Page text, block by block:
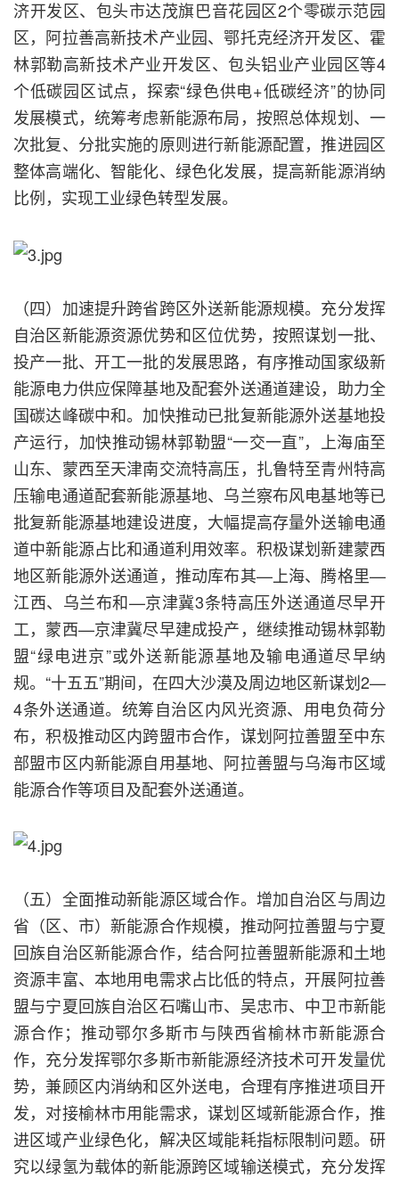
济开发区、包头市达茂旗巴音花园区2个零碳示范园
区，阿拉善高新技术产业园、鄂托克经济开发区、霍
林郭勒高新技术产业开发区、包头铝业产业园区等4
个低碳园区试点，探索“绿色供电+低碳经济”的协同
发展模式，统筹考虑新能源布局，按照总体规划、一
次批复、分批实施的原则进行新能源配置，推进园区
整体高端化、智能化、绿色化发展，提高新能源消纳
比例，实现工业绿色转型发展。
（四）加速提升跨省跨区外送新能源规模。充分发挥
自治区新能源资源优势和区位优势，按照谋划一批、
投产一批、开工一批的发展思路，有序推动国家级新
能源电力供应保障基地及配套外送通道建设，助力全
国碳达峰碳中和。加快推动已批复新能源外送基地投
产运行，加快推动锡林郭勒盟“一交一直”，上海庙至
山东、蒙西至天津南交流特高压，扎鲁特至青州特高
压输电通道配套新能源基地、乌兰察布风电基地等已
批复新能源基地建设进度，大幅提高存量外送输电通
道中新能源占比和通道利用效率。积极谋划新建蒙西
地区新能源外送通道，推动库布其—上海、腾格里—
江西、乌兰布和—京津冀3条特高压外送通道尽早开
工，蒙西—京津冀尽早建成投产，继续推动锡林郭勒
盟“绿电进京”或外送新能源基地及输电通道尽早纳
规。“十五五”期间，在四大沙漠及周边地区新谋划2—
4条外送通道。统筹自治区内风光资源、用电负荷分
布，积极推动区内跨盟市合作，谋划阿拉善盟至中东
部盟市区内新能源自用基地、阿拉善盟与乌海市区域
能源合作等项目及配套外送通道。
（五）全面推动新能源区域合作。增加自治区与周边
省（区、市）新能源合作规模，推动阿拉善盟与宁夏
回族自治区新能源合作，结合阿拉善盟新能源和土地
资源丰富、本地用电需求占比低的特点，开展阿拉善
盟与宁夏回族自治区石嘴山市、吴忠市、中卫市新能
源合作；推动鄂尔多斯市与陕西省榆林市新能源合
作，充分发挥鄂尔多斯市新能源经济技术可开发量优
势，兼顾区内消纳和区外送电，合理有序推进项目开
发，对接榆林市用能需求，谋划区域新能源合作，推
进区域产业绿色化，解决区域能耗指标限制问题。研
究以绿氢为载体的新能源跨区域输送模式，充分发挥